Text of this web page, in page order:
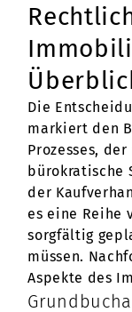
Die
markiert den
Prozesses,
bürokratische
der
es eine Reihe
sorgfältig
müssen.
Aspekte des